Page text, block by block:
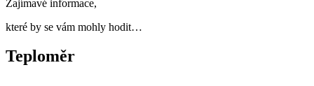
Zajímavé informace,
které by se vám mohly hodit…
Teploměr